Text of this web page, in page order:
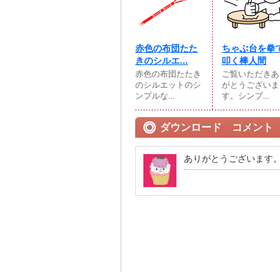
赤色の布団たた
きのシルエ...
赤色の布団たたき
のシルエットのシ
ンプルな...
ちゃぶ台を拳
叩く棒人間
ご覧いただきあ
がとうございま
す。シンプ...
ダウンロード コメント
ありがとうございます